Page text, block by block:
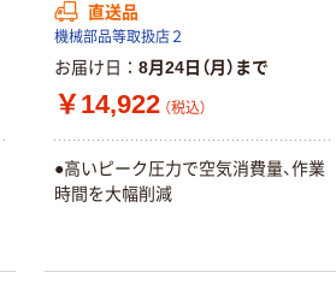
直送品
機械部品等取扱店２
お届け日 8月24日（月）まで
￥14,922 （税込）
●高いピーク圧力で空気消費量、作業
時間を大幅削減